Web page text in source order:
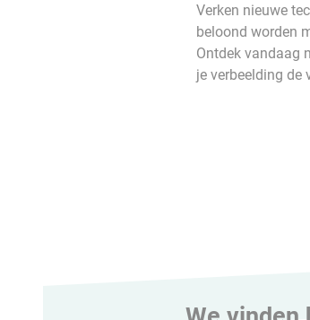
Verken nieuwe
beloond worden
Ontdek vandaag
je verbeelding de